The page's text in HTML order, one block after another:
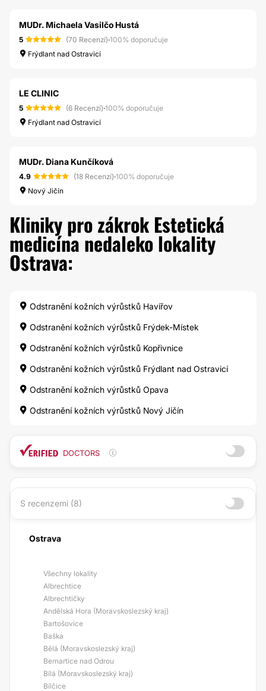
MUDr. Michaela Vasilčo Hustá
5 (70 Recenzí)·100% doporučuje
Frýdlant nad Ostravicí
LE CLINIC
5 (6 Recenzí)·100% doporučuje
Frýdlant nad Ostravicí
MUDr. Diana Kunčíková
4.9 (18 Recenzí)·100% doporučuje
Nový Jičín
Kliniky pro zákrok Estetická
medicína nedaleko lokality
Ostrava:
Odstranění kožních výrůstků Havířov
Odstranění kožních výrůstků Frýdek-Místek
Odstranění kožních výrůstků Kopřivnice
Odstranění kožních výrůstků Frýdlant nad Ostravicí
Odstranění kožních výrůstků Opava
Odstranění kožních výrůstků Nový Jičín
DOCTORS
S recenzemi (8)
Ostrava
Všechny lokality
Albrechtice
Albrechtičky
Andělská Hora (Moravskoslezský kraj)
Bartošovice
Baška
Bělá (Moravskoslezský kraj)
Bernartice nad Odrou
Bílá (Moravskoslezský kraj)
Bílčice